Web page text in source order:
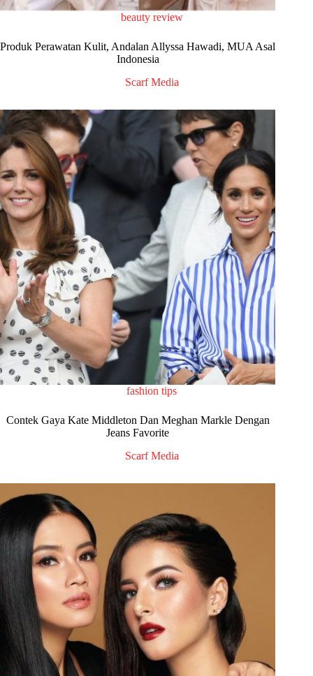
beauty review
Produk Perawatan Kulit, Andalan Allyssa Hawadi, MUA Asal
Indonesia
Scarf Media
fashion tips
Contek Gaya Kate Middleton Dan Meghan Markle Dengan
Jeans Favorite
Scarf Media